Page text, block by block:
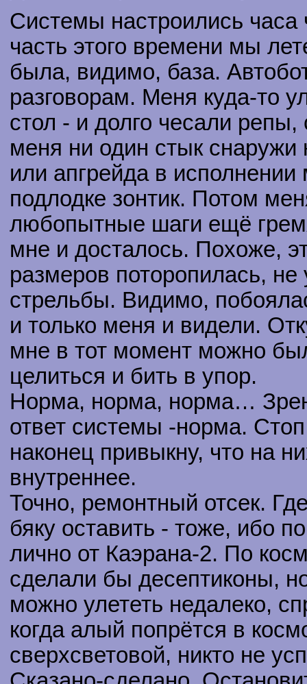
Системы настроились
часть этого времени мы
была, видимо, база.
разговорам. Меня куда-то
стол - и долго чесали
меня ни один стык снаружи
или апгрейда в
подлодке зонтик. Потом
любопытные шаги ещё
мне и досталось. Похоже,
размеров поторопилась,
стрельбы. Видимо,
и только меня и видели.
мне в тот момент можно
целиться и бить в упор.
Норма, норма, норма…
ответ системы -норма.
наконец привыкну, что на
внутреннее.
Точно, ремонтный отсек.
бяку оставить - тоже, ибо
лично от Каэрана-2. По
сделали бы десептиконы,
можно улететь недалеко,
когда алый попрётся в
сверхсветовой, никто не